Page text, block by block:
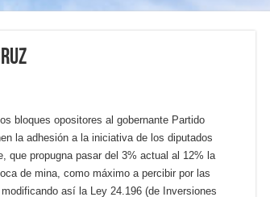
bloques opositores al gobernante Partido
la adhesión a la iniciativa de los diputados
que propugna pasar del 3% actual al 12% la
de mina, como máximo a percibir por las
así la Ley 24.196 (de Inversiones